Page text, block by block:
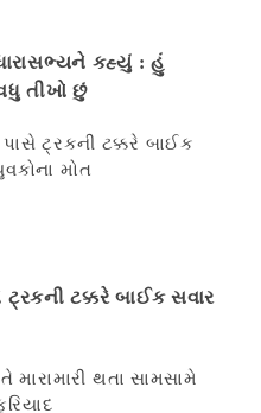
કહ્યું : હું
તીખો છું
ટ્રકની ટક્કરે બાઈક સવાર